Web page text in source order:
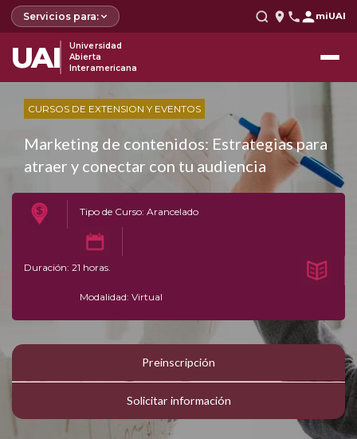
Servicios para: miUAI
UAI
Universidad
Abierta
Interamericana
CURSOS DE EXTENSION Y EVENTOS
Marketing de contenidos: Estrategias para
atraer y conectar con tu audiencia
Tipo de Curso: Arancelado
Duración: 21 horas.
Modalidad: Virtual
Preinscripción
Solicitar información